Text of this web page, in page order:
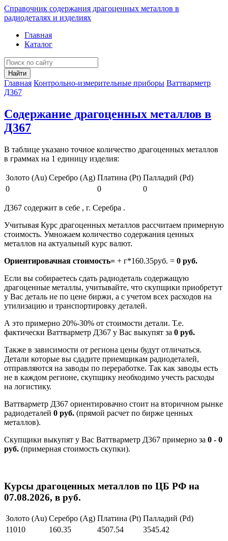
Справочник содержания драгоценных металлов в
радиодеталях и изделиях
Главная
Каталог
Найти
Главная Контрольно-измерительные приборы Ваттварметр
Д367
Содержание драгоценных металлов в
Д367
В таблице указано точное количество драгоценных металлов
в граммах на 1 единицу изделия:
Золото (Au) Серебро (Ag) Платина (Pt) Палладий (Pd)
0
0 0
Д367 содержит в себе , г. Серебра .
Учитывая Курс драгоценных металлов рассчитаем примерную
стоимость. Умножаем количество содержания ценных
металлов на актуальный курс валют.
Ориентировачная стоимость= + г*160.35руб. = 0 руб.
Если вы собираетесь сдать радиодеталь содержащую
драгоценные металлы, учитывайте, что скупщики приобретут
у Вас деталь не по цене биржи, а с учетом всех расходов на
утилизацию и транспортировку деталей.
А это примерно 20%-30% от стоимости детали. Т.е.
фактически Ваттварметр Д367 у Вас выкупят за 0 руб.
Также в зависимости от региона цены будут отличаться.
Детали которые вы сдадите приемщикам радиодеталей,
отправляются на заводы по переработке. Так как заводы есть
не в каждом регионе, скупщику необходимо учесть расходы
на логистику.
Ваттварметр Д367 ориентировачно стоит на вторичном рынке
радиодеталей 0 руб. (прямой расчет по бирже ценных
металлов).
Скупщики выкупят у Вас Ваттварметр Д367 примерно за 0 - 0
руб. (примерная стоимость скупки).
Курсы драгоценных металлов по ЦБ РФ на
07.08.2026, в руб.
Золото (Au) Серебро (Ag) Платина (Pt) Палладий (Pd)
11010
160.35 4507.54 3545.42